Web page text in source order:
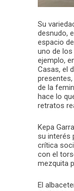
Su
desnudo,
espacio
uno de
ejemplo,
Casas, el
de la
hace lo
retratos
Kepa
su interés
crítica
con el
mezquita
El